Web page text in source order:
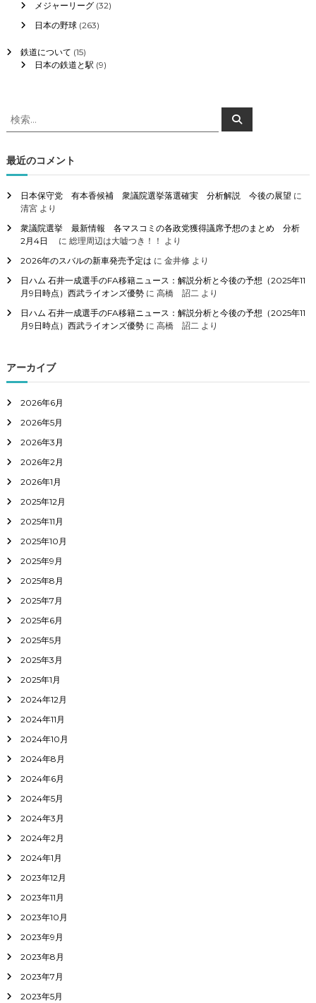
メジャーリーグ(32)
日本の野球(263)
鉄道について (15)
日本の鉄道と駅 (9)
検
索
象
:
検
索
最近のコメント
日本保守党 有本香候補 衆議院選挙落選確実 分析解説 今後の展望 に
清宮より
衆議院選挙 最新情報 各マスコミの各政党獲得議席予想のまとめ 分析
2月4日
に 総理周辺は大嘘つき！！ より
2026年のスバルの新車発売予定は に 金井修より
日ハム 石井一成選手のFA移籍ニュース：解説分析と今後の予想（2025年11
月9日時点）西武ライオンズ優勢に 高橋 詔二より
日ハム 石井一成選手のFA移籍ニュース：解説分析と今後の予想（2025年11
月9日時点）西武ライオンズ優勢に 高橋 詔二より
アーカイブ
2026年6月
2026年5月
2026年3月
2026年2月
2026年1月
2025年12月
2025年11月
2025年10月
2025年9月
2025年8月
2025年7月
2025年6月
2025年5月
2025年3月
2025年1月
2024年12月
2024年11月
2024年10月
2024年8月
2024年6月
2024年5月
2024年3月
2024年2月
2024年1月
2023年12月
2023年11月
2023年10月
2023年9月
2023年8月
2023年7月
2023年5月